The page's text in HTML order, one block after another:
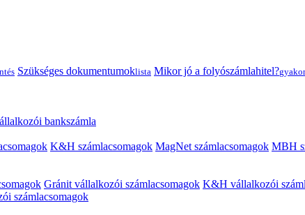
Szükséges dokumentumoklista Mikor jó a folyószámlahitel?
bankszámla
K&H számlacsomagok MagNet számlacsomagok MBH
Gránit vállalkozói számlacsomagok K&H vállalkozói
számlacsomagok